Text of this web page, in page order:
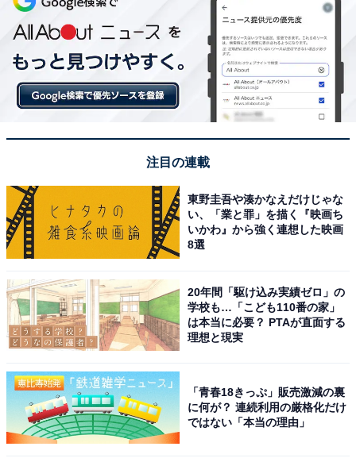
おすすめプランをお見逃しなく！
※プラン名称に【楽天スーパーDEAL】と記載があるプ
ランのみ、ポイント還元対象です
楽天スーパーDEAL対象のホテル・プランを見る
※掲載されている情報は記事公開時のものです。あらか
じめご了承ください。 また、記事中の宿泊プランを予約
があります。
この記事の執筆者： All About ニュース 旅行
全国の人気ホテルから今泊まりたい宿を厳選してご紹介。日々更新
される売れ筋ランキングや、見逃せないセール・キャンペーン情報
など、お得に旅を楽しむための秘けつが満載です。さらに、ここで
注目の連載
東野圭吾や湊かなえだけじゃな
い、「業と罪」を描く『映画ち
いかわ』から強く連想した映画
8選
20年間「駆け込み実績ゼロ」の
学校も…「こども110番の家」
は本当に必要？ PTAが直面する
理想と現実
「青春18きっぷ」販売激減の裏
に何が？ 連続利用の厳格化だけ
ではない「本当の理由」